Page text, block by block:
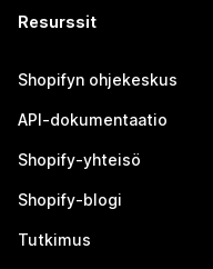
Resurssit
Shopifyn ohjekeskus
API-dokumentaatio
Shopify-yhteisö
Shopify-blogi
Tutkimus